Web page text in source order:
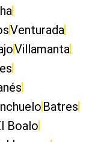
Venturada
Villamanta
Batres
Boalo